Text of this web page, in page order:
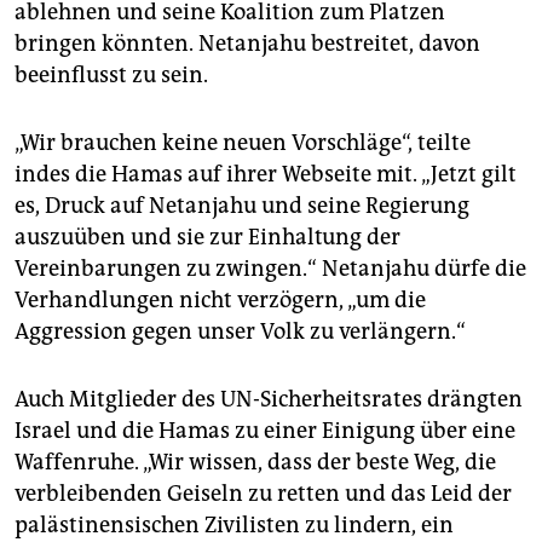
ablehnen und seine Koalition zum Platzen
bringen könnten. Netanjahu bestreitet, davon
beeinflusst zu sein.
„Wir brauchen keine neuen Vorschläge“, teilte
indes die Hamas auf ihrer Webseite mit. „Jetzt gilt
es, Druck auf Netanjahu und seine Regierung
auszuüben und sie zur Einhaltung der
Vereinbarungen zu zwingen.“ Netanjahu dürfe die
Verhandlungen nicht verzögern, „um die
Aggression gegen unser Volk zu verlängern.“
Auch Mitglieder des UN-Sicherheitsrates drängten
Israel und die Hamas zu einer Einigung über eine
Waffenruhe. „Wir wissen, dass der beste Weg, die
verbleibenden Geiseln zu retten und das Leid der
palästinensischen Zivilisten zu lindern, ein